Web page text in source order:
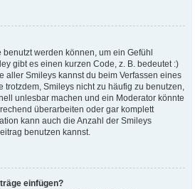
werden können, um ein Gefühl
gibt es einen kurzen Code, z. B. bedeutet :)
aller Smileys kannst du beim Verfassen eines
trotzdem, Smileys nicht zu häufig zu benutzen,
unlesbar machen und ein Moderator könnte
überarbeiten oder gar komplett
kann auch die Anzahl der Smileys
benutzen kannst.
einfügen?